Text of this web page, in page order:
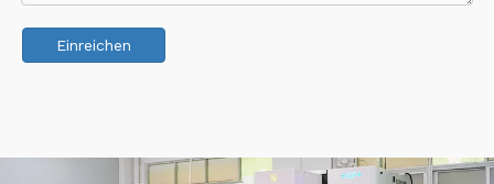
Einreichen